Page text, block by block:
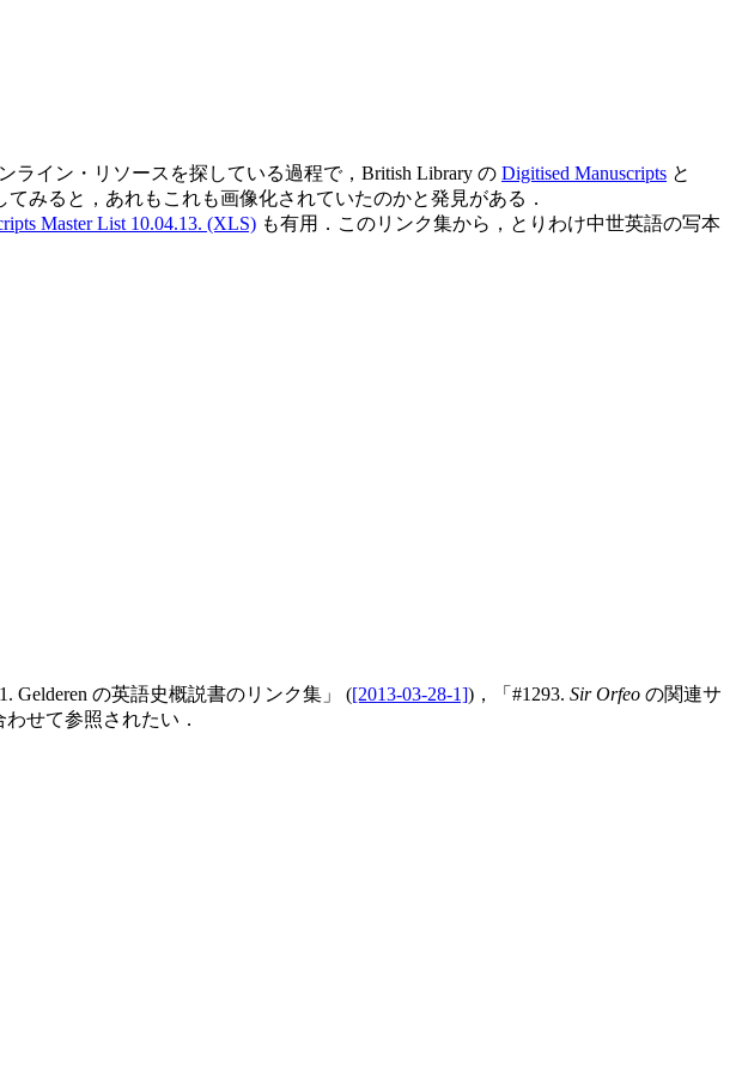
ライン・リソースを探している過程で，British Library の Digitised Manuscripts と
みると，あれもこれも画像化されていたのかと発見がある．
Master List 10.04.13. (XLS) も有用 ．このリンク集から，とりわけ中世英語の写本
Gelderen の英語史概説書のリンク集」 ([2013-03-28-1])，「#1293. Sir Orfeo の関連サ
せて参照されたい．